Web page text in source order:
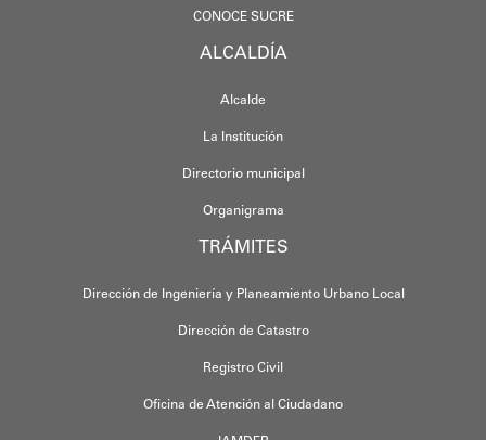
CONOCE SUCRE
ALCALDÍA
Alcalde
La Institución
Directorio municipal
Organigrama
TRÁMITES
Dirección de Ingeniería y Planeamiento Urbano Local
Dirección de Catastro
Registro Civil
Oficina de Atención al Ciudadano